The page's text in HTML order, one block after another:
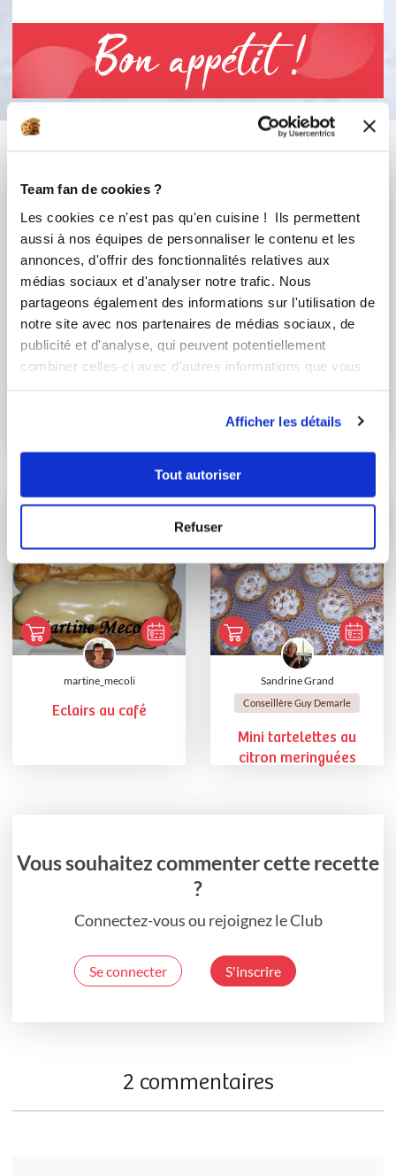
Team fan de cookies ?
Les cookies ce n'est pas qu'en cuisine ! Ils permettent
aussi à nos équipes de personnaliser le contenu et les
annonces, d'offrir des fonctionnalités relatives aux
médias sociaux et d'analyser notre trafic. Nous
partageons également des informations sur l'utilisation de
notre site avec nos partenaires de médias sociaux, de
publicité et d'analyse, qui peuvent potentiellement
combiner celles-ci avec d'autres informations que vous
Afficher les détails
Tout autoriser
Refuser
Bon appétit !
martine_mecoli Sophie Le Texier
Rectangles citron-
meringués
martine_mecoli
Eclairs au café
Sandrine Grand
Conseillère Guy Demarle
Mini tartelettes au
citron meringuées
Vous souhaitez commenter cette recette
?
Connectez-vous ou rejoignez le Club
Se connecter S'inscrire
2 commentaires